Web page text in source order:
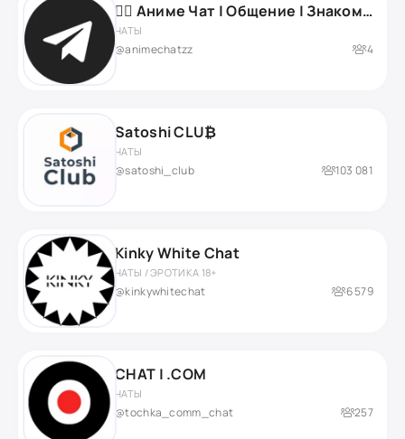
❤️‍🔥 Аниме Чат | Общение | Знакомства / Anime Chat ❤️‍🔥
ЧАТЫ
@animechatzz 4
Satoshi CLU₿
ЧАТЫ
@satoshi_club 103 081
Kinky White Chat
ЧАТЫ / ЭРОТИКА 18+
@kinkywhitechat 6 579
CHAT | .COM
ЧАТЫ
@tochka_comm_chat 257